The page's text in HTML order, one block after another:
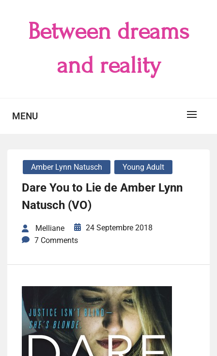
Between dreams
and reality
MENU
Amber Lynn Natusch Young Adult
Dare You to Lie de Amber Lynn
Natusch (VO)
Melliane
24 Septembre 2018
7 Comments